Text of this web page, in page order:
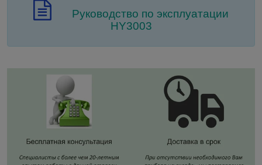
Руководство по эксплуатации
HY3003